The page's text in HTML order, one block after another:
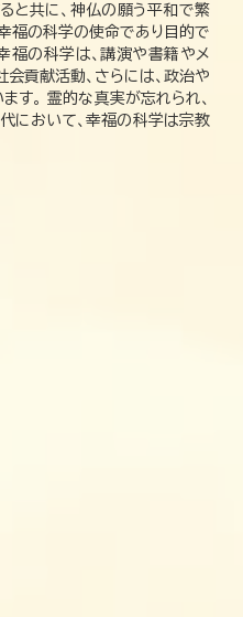
と共に、神仏の願う平和で繁
福の科学の使命であり目的で
福の科学は、講演や書籍やメ
貢献活動、さらには、政治や
す。 霊的な真実が忘れられ、
において、幸福の科学は宗教